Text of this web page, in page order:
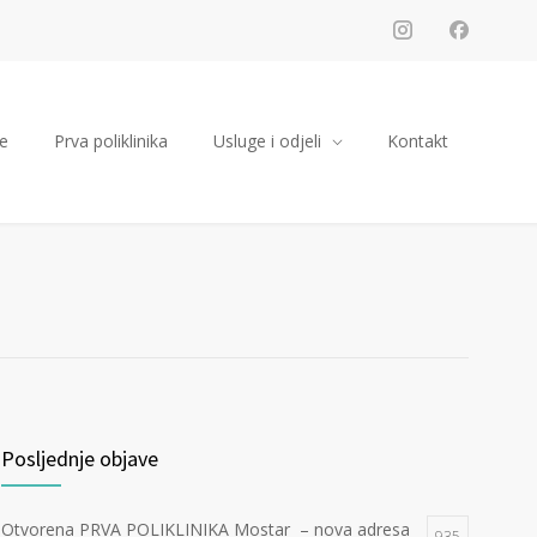
Prva poliklinika Usluge i odjeli Kontakt
Posljednje objave
Otvorena PRVA POLIKLINIKA Mostar – nova adresa